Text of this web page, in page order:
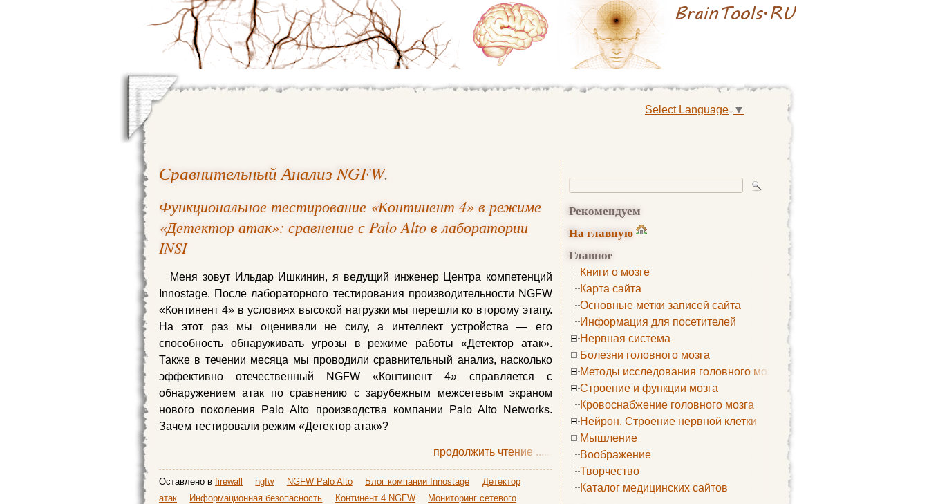
Select Language ▼
Рекомендуем
На главную
Главное
Книги о мозге
Карта сайта
Основные метки записей сайта
Информация для посетителей
Нервная система
Болезни головного мозга
Методы исследования головного мозга
Строение и функции мозга
Кровоснабжение головного мозга
Нейрон. Строение нервной клетки
Мышление
Воображение
Творчество
Каталог медицинских сайтов
Сравнительный Анализ NGFW.
Функциональное тестирование «Континент 4» в режиме
«Детектор атак»: сравнение с Palo Alto в лаборатории
INSI
Меня зовут Ильдар Ишкинин, я ведущий инженер Центра компетенций
Innostage. После лабораторного тестирования производительности NGFW
«Континент 4» в условиях высокой нагрузки мы перешли ко второму этапу.
На этот раз мы оценивали не силу, а интеллект устройства — его
способность обнаруживать угрозы в режиме работы «Детектор атак».
Также в течении месяца мы проводили сравнительный анализ, насколько
эффективно отечественный NGFW «Континент 4» справляется с
обнаружением атак по сравнению с зарубежным межсетевым экраном
нового поколения Palo Alto производства компании Palo Alto Networks.
Зачем тестировали режим «Детектор атак»?
продолжить чтение ......
Оставлено в firewall ngfw NGFW Palo Alto Блог компании Innostage
Детектор
атак
Информационная безопасность Континент 4 NGFW
Мониторинг сетевого